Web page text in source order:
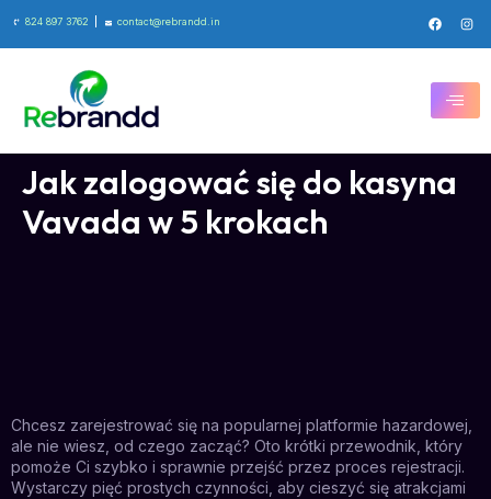
824 897 3762 contact@rebrandd.in
Jak zalogować się do kasyna
Vavada w 5 krokach
Chcesz zarejestrować się na popularnej platformie hazardowej,
ale nie wiesz, od czego zacząć? Oto krótki przewodnik, który
pomoże Ci szybko i sprawnie przejść przez proces rejestracji.
Wystarczy pięć prostych czynności, aby cieszyć się atrakcjami